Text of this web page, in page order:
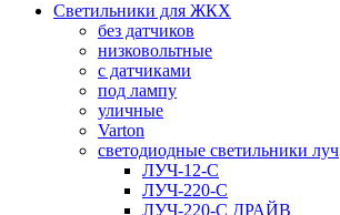
Светильники для ЖКХ
без датчиков
низковольтные
с датчиками
под лампу
уличные
Varton
светодиодные светильники луч
ЛУЧ-12-С
ЛУЧ-220-С
ЛУЧ-220-С ДРАЙВ